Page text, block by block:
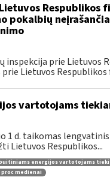
Respublikos
pokalbių
inspekcija prie Lietuvos
Lietuvos Respublikos
vartotojams
1 d. taikomas
Lietuvos Respublikos...
energijos vartotojams
proc medienai